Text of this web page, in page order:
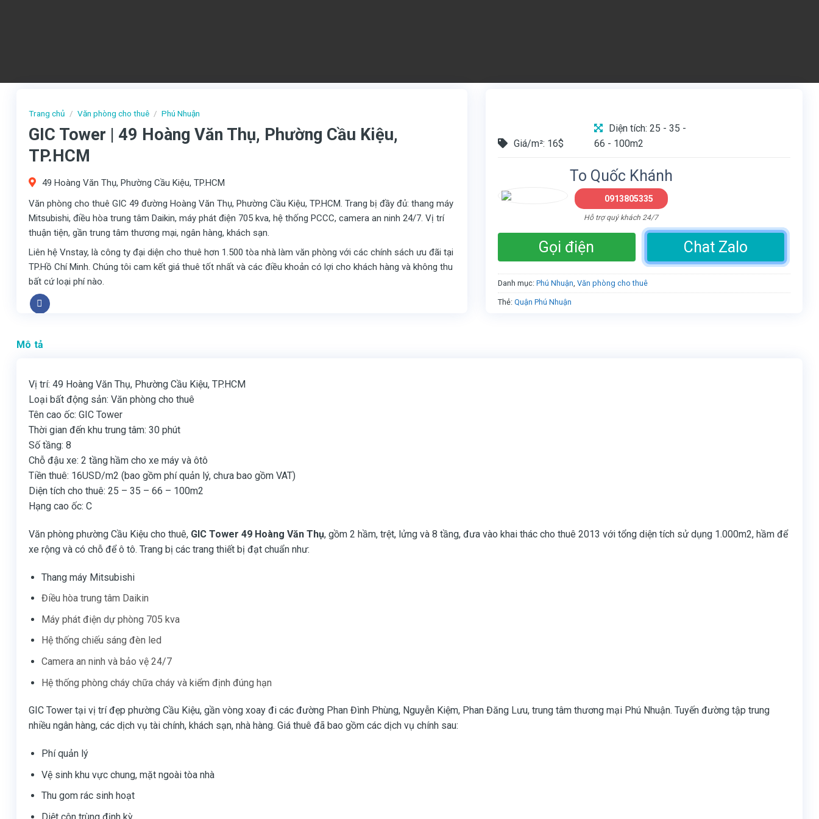
Trang chủ / Văn phòng cho thuê / Phú Nhuận
GIC Tower | 49 Hoàng Văn Thụ, Phường Cầu Kiệu,
TP.HCM
49 Hoàng Văn Thụ, Phường Cầu Kiệu, TP.HCM
Văn phòng cho thuê GIC 49 đường Hoàng Văn Thụ, Phường Cầu Kiệu, TP.HCM. Trang bị đầy đủ: thang máy
Mitsubishi, điều hòa trung tâm Daikin, máy phát điện 705 kva, hệ thống PCCC, camera an ninh 24/7. Vị trí
thuận tiện, gần trung tâm thương mại, ngân hàng, khách sạn.
Liên hệ Vnstay, là công ty đại diện cho thuê hơn 1.500 tòa nhà làm văn phòng với các chính sách ưu đãi tại
TP.Hồ Chí Minh. Chúng tôi cam kết giá thuê tốt nhất và các điều khoản có lợi cho khách hàng và không thu
bất cứ loại phí nào.
Giá/m²: 16$
Diện tích: 25 - 35 -
66 - 100m2
To Quốc Khánh
0913805335
Hỗ trợ quý khách 24/7
Gọi điện Chat Zalo
Danh mục: Phú Nhuận, Văn phòng cho thuê
Thẻ: Quận Phú Nhuận
Mô tả
Vị trí: 49 Hoàng Văn Thụ, Phường Cầu Kiệu, TP.HCM
Loại bất động sản: Văn phòng cho thuê
Tên cao ốc: GIC Tower
Thời gian đến khu trung tâm: 30 phút
Số tầng: 8
Chỗ đậu xe: 2 tầng hầm cho xe máy và ôtô
Tiền thuê: 16USD/m2 (bao gồm phí quản lý, chưa bao gồm VAT)
Diện tích cho thuê: 25 – 35 – 66 – 100m2
Hạng cao ốc: C
Văn phòng phường Cầu Kiệu cho thuê, GIC Tower 49 Hoàng Văn Thụ, gồm 2 hầm, trệt, lửng và 8 tầng, đưa vào khai thác cho thuê 2013 với tổng diện tích sử dụng 1.000m2, hầm để
xe rộng và có chỗ để ô tô. Trang bị các trang thiết bị đạt chuẩn như:
Thang máy Mitsubishi
Điều hòa trung tâm Daikin
Máy phát điện dự phòng 705 kva
Hệ thống chiếu sáng đèn led
Camera an ninh và bảo vệ 24/7
Hệ thống phòng cháy chữa cháy và kiểm định đúng hạn
GIC Tower tại vị trí đẹp phường Cầu Kiệu, gần vòng xoay đi các đường Phan Đình Phùng, Nguyễn Kiệm, Phan Đăng Lưu, trung tâm thương mại Phú Nhuận. Tuyến đường tập trung
nhiều ngân hàng, các dịch vụ tài chính, khách sạn, nhà hàng. Giá thuê đã bao gồm các dịch vụ chính sau:
Phí quản lý
Vệ sinh khu vực chung, mặt ngoài tòa nhà
Thu gom rác sinh hoạt